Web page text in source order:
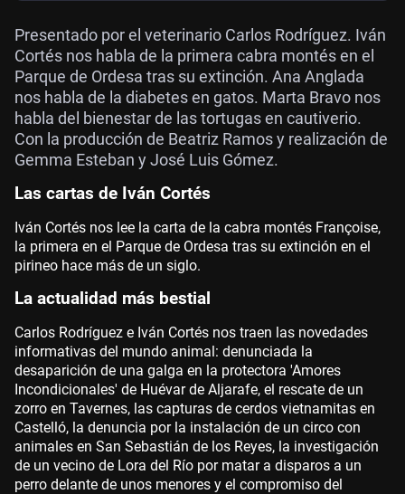
Presentado por el veterinario Carlos Rodríguez. Iván
Cortés nos habla de la primera cabra montés en el
Parque de Ordesa tras su extinción. Ana Anglada
nos habla de la diabetes en gatos. Marta Bravo nos
habla del bienestar de las tortugas en cautiverio.
Con la producción de Beatriz Ramos y realización de
Gemma Esteban y José Luis Gómez.
Las cartas de Iván Cortés
Iván Cortés nos lee la carta de la cabra montés Françoise,
la primera en el Parque de Ordesa tras su extinción en el
pirineo hace más de un siglo.
La actualidad más bestial
Carlos Rodríguez e Iván Cortés nos traen las novedades
informativas del mundo animal: denunciada la
desaparición de una galga en la protectora 'Amores
Incondicionales' de Huévar de Aljarafe, el rescate de un
zorro en Tavernes, las capturas de cerdos vietnamitas en
Castelló, la denuncia por la instalación de un circo con
animales en San Sebastián de los Reyes, la investigación
de un vecino de Lora del Río por matar a disparos a un
perro delante de unos menores y el compromiso del